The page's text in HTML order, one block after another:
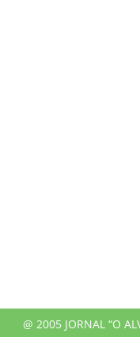
@ 2005 JORNAL “O